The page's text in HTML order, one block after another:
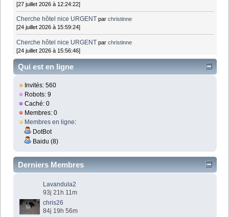
[27 juillet 2026 à 12:24:22]
Cherche hôtel nice URGENT parchristinne
[24 juillet 2026 à 15:59:24]
Cherche hôtel nice URGENT parchristinne
[24 juillet 2026 à 15:56:46]
Qui est en ligne
Invités: 560
Robots: 9
Caché: 0
Membres: 0
Membres en ligne:
DotBot
Baidu (8)
Derniers Membres
Lavandula2
93j 21h 11m
chris26
84j 19h 56m